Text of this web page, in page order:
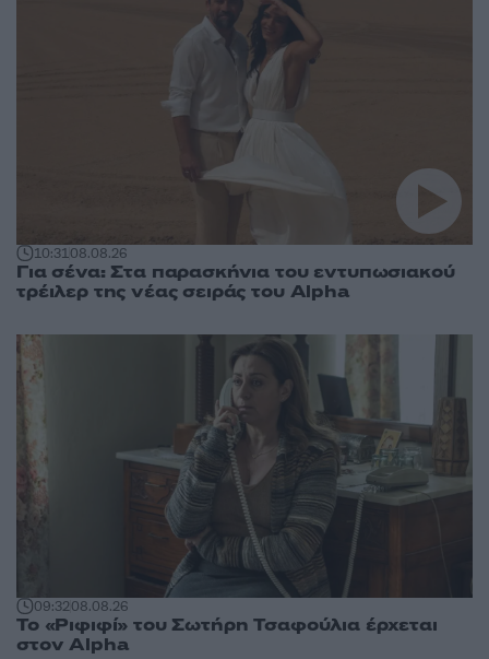
10:3108.08.26
Για σένα: Στα παρασκήνια του εντυπωσιακού
τρέιλερ της νέας σειράς του Alpha
09:3208.08.26
Το «Ριφιφί» του Σωτήρη Τσαφούλια έρχεται
στον Alpha